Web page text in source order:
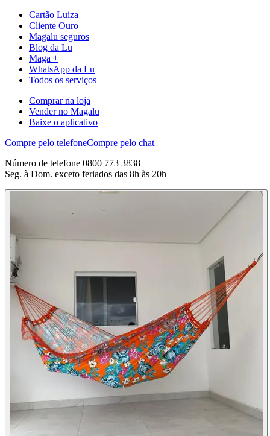
Cartão Luiza
Cliente Ouro
Magalu seguros
Blog da Lu
Maga +
WhatsApp da Lu
Todos os serviços
Comprar na loja
Vender no Magalu
Baixe o aplicativo
Compre pelo telefoneCompre pelo chat
Número de telefone 0800 773 3838
Seg. à Dom. exceto feriados das 8h às 20h